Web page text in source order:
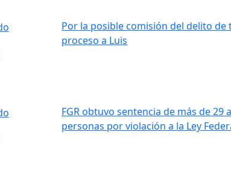
Por la posible comisión del delito de
proceso a Luis
FGR obtuvo sentencia de más de
personas por violación a la Ley